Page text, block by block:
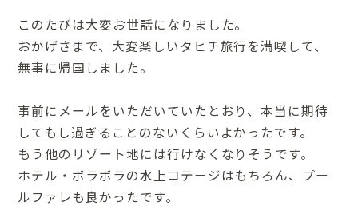
このたびは大変お世話になりました。
おかげさまで、大変楽しいタヒチ旅行を満喫して、
無事に帰国しました。
事前にメールをいただいていたとおり、本当に期待
してもし過ぎることのないくらいよかったです。
もう他のリゾート地には行けなくなりそうです。
ホテル・ボラボラの水上コテージはもちろん、プー
ルファレも良かったです。